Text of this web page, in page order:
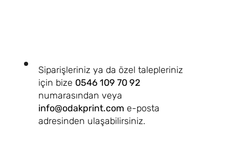
Siparişleriniz ya da özel talepleriniz
için bize 0546 109 70 92
numarasından veya
info@odakprint.com e-posta
adresinden ulaşabilirsiniz.